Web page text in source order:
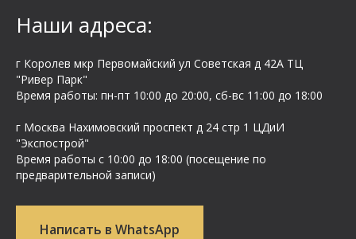
Наши адреса:
г Королев мкр Первомайский ул Cоветская д 42А ТЦ
"Ривер Парк"
Время работы: пн-пт 10:00 до 20:00, сб-вс 11:00 до 18:00
г Москва Нахимовский проспект д 24 стр 1 ЦДиИ
"Экспострой"
Время работы с 10:00 до 18:00 (посещение по
предварительной записи)
Написать в WhatsApp